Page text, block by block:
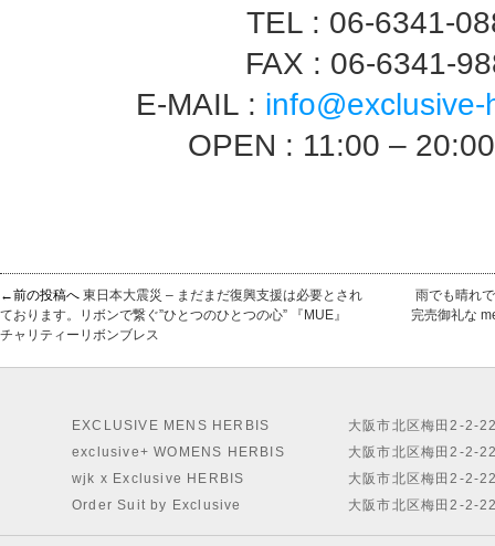
TEL : 06-6341-
FAX : 06-6341-
E-MAIL :
OPEN : 11:00 –
←前の投稿へ 東日本大震災 – まだまだ復興支援は必要とされ
ております。リボンで繋ぐ”ひとつのひとつの心” 『MUE』
チャリティーリボンブレス
雨でも晴れ
完売御礼な
EXCLUSIVE MENS HERBIS
exclusive+ WOMENS HERBIS
wjk x Exclusive HERBIS
Order Suit by Exclusive
大阪市北区梅田2-2-
大阪市北区梅田2-2-
大阪市北区梅田2-2-
大阪市北区梅田2-2-